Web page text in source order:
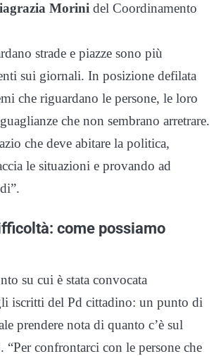
Morini del Coordinamento
strade e piazze sono più
sui giornali. In posizione defilata
che riguardano le persone, le loro
che non sembrano arretrare.
che deve abitare la politica,
le situazioni e provando ad
come possiamo
su cui è stata convocata
iscritti del Pd cittadino: un punto di
prendere nota di quanto c’è sul
“Per confrontarci con le persone che